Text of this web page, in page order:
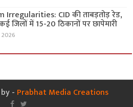
Irregularities: CID की ताबड़तोड़ रेड,
जिलों में 15-20 ठिकानों पर छापेमारी
- Prabhat Media Creations